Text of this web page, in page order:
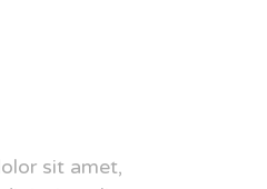
sit amet,